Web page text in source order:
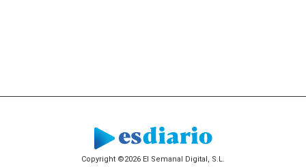
Copyright ©2026 El Semanal Digital, S.L.